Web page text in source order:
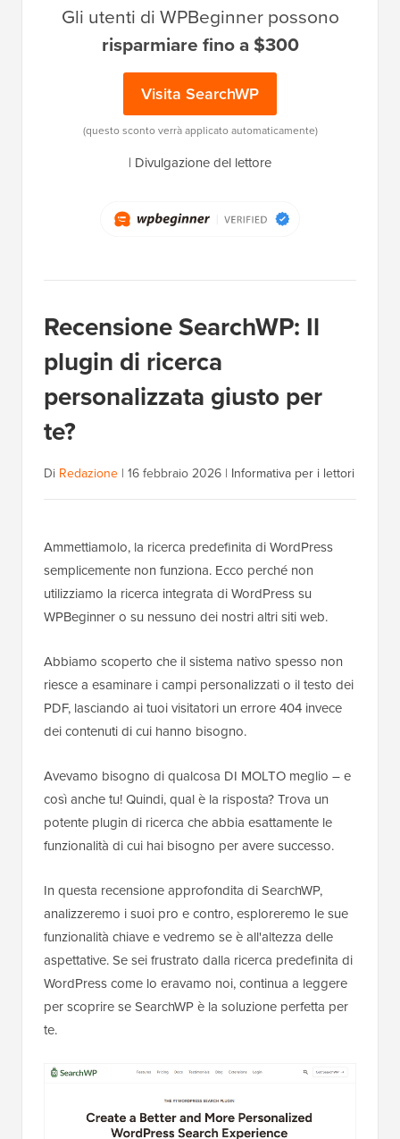
Gli utenti di WPBeginner possono
risparmiare fino a $300
Visita SearchWP
(questo sconto verrà applicato automaticamente)
| Divulgazione del lettore
Recensione SearchWP: Il
plugin di ricerca
personalizzata giusto per
te?
Di Redazione | 16 febbraio 2026 | Informativa per i lettori
Ammettiamolo, la ricerca predefinita di WordPress
semplicemente non funziona. Ecco perché non
utilizziamo la ricerca integrata di WordPress su
WPBeginner o su nessuno dei nostri altri siti web.
Abbiamo scoperto che il sistema nativo spesso non
riesce a esaminare i campi personalizzati o il testo dei
PDF, lasciando ai tuoi visitatori un errore 404 invece
dei contenuti di cui hanno bisogno.
Avevamo bisogno di qualcosa DI MOLTO meglio – e
così anche tu! Quindi, qual è la risposta? Trova un
potente plugin di ricerca che abbia esattamente le
funzionalità di cui hai bisogno per avere successo.
In questa recensione approfondita di SearchWP,
analizzeremo i suoi pro e contro, esploreremo le sue
funzionalità chiave e vedremo se è all'altezza delle
aspettative. Se sei frustrato dalla ricerca predefinita di
WordPress come lo eravamo noi, continua a leggere
per scoprire se SearchWP è la soluzione perfetta per
te.